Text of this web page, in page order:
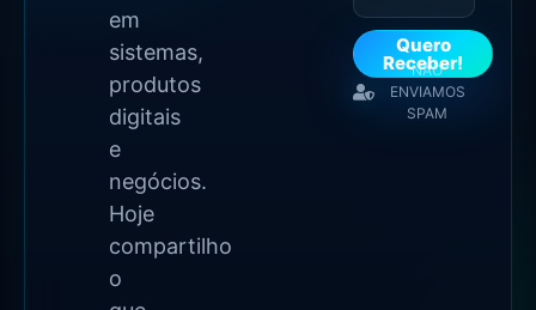
em
sistemas,
produtos
digitais
e
negócios.
Hoje
compartilho
o
Quero
Receber!
NÃO
ENVIAMOS
SPAM